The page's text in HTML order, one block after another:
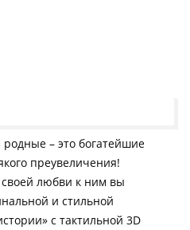
– это богатейшие
преувеличения!
своей любви к ним вы
и стильной
с тактильной 3D